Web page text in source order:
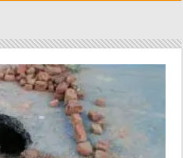
n
g
er
A
p
p